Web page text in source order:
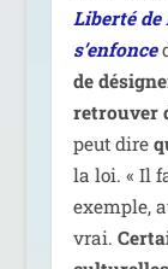
Liberté de
s’enfonce
de
retrou­ver
peut dire
la loi. « Il
exemple,
vrai.